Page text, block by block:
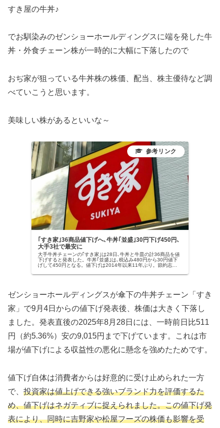
すき屋の牛丼♪
でお馴染みのゼンショーホールディングスに端を発した牛
丼・外食チェーン株が一時的に大幅に下落したので
おぢ家が狙っている牛丼株の株価、配当、株主優待など調
べていこうと思います。
美味しい株があるといいな～
｢すき家｣36商品値下げへ､牛丼｢並盛｣30円下げ450円､
大手3社で最安に
大手牛丼チェーンの｢すき家｣は28日､牛丼と牛皿の計36商品を値
下げすると発表した。牛丼｢並盛｣は､税込み480円から30円値下
げして450円となる。値下げは2014年以来11年ぶり。節約志向
ゼンショーホールディングスが傘下の牛丼チェーン「すき
家」で9月4日からの値下げ発表後、株価は大きく下落し
ました。発表直後の2025年8月28日には、一時前日比511
円（約5.36%）安の9,015円まで下げています。これは市
場が値下げによる収益性の悪化に懸念を強めたためです。
値下げ自体は消費者からは好意的に受け止められた一方
で、 投資家は値上げできる強いブランド力を評価するた
め、値下げはネガティブに捉えられました。この値下げ発
表により、同時に吉野家や松屋フーズの株価も影響を受